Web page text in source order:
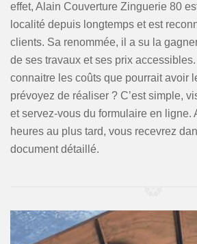
effet, Alain Couverture Zinguerie 80
localité depuis longtemps et est
clients. Sa renommée, il a su la
de ses travaux et ses prix
connaitre les coûts que pourrait avoir
prévoyez de réaliser ? C’est simple,
et servez-vous du formulaire en ligne.
heures au plus tard, vous recevrez
document détaillé.